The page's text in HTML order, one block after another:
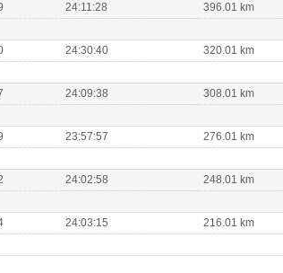
24:11:28 396.01 km
24:30:40 320.01 km
24:09:38 308.01 km
23:57:57 276.01 km
24:02:58 248.01 km
24:03:15 216.01 km